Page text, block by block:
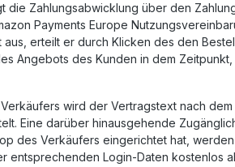
Zahlungsabwicklung über den
Payments Europe
aus, erteilt er durch Klicken des den
Angebots des Kunden in dem
wird der Vertragstext nach
Eine darüber hinausgehende
des Verkäufers eingerichtet hat,
entsprechenden Login-Daten kostenlos